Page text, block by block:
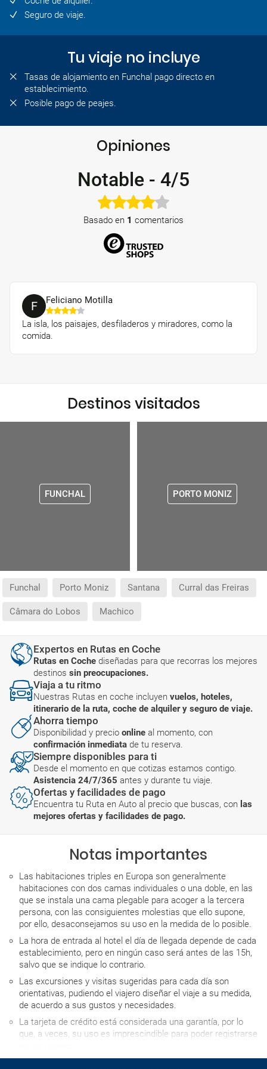
Seguro de viaje.
Tu viaje no incluye
Tasas de alojamiento en Funchal pago directo en
establecimiento.
Posible pago de peajes.
Opiniones
Notable - 4/5
Basado en 1 comentarios
F Feliciano Motilla
La isla, los paisajes, desfiladeros y miradores, como la
comida.
Destinos visitados
FUNCHAL PORTO MONIZ
Funchal Porto Moniz Santana Curral das Freiras
Câmara do Lobos Machico
Expertos en Rutas en Coche
Rutas en Coche diseñadas para que recorras los mejores
destinos sin preocupaciones.
Viaja a tu ritmo
Nuestras Rutas en coche incluyen vuelos, hoteles,
itinerario de la ruta, coche de alquiler y seguro de viaje.
Ahorra tiempo
Disponibilidad y precio online al momento, con
confirmación inmediata de tu reserva.
Siempre disponibles para ti
Desde el momento en que cotizas estamos contigo.
Asistencia 24/7/365 antes y durante tu viaje.
Ofertas y facilidades de pago
Encuentra tu Ruta en Auto al precio que buscas, con las
mejores ofertas y facilidades de pago.
Notas importantes
Las habitaciones triples en Europa son generalmente
habitaciones con dos camas individuales o una doble, en las
que se instala una cama plegable para acoger a la tercera
persona, con las consiguientes molestias que ello supone,
por ello, desaconsejamos su uso en la medida de lo posible.
La hora de entrada al hotel el día de llegada depende de cada
establecimiento, pero en ningún caso será antes de las 15h,
salvo que se indique lo contrario.
Las excursiones y visitas sugeridas para cada día son
orientativas, pudiendo el viajero diseñar el viaje a su medida,
de acuerdo a sus gustos y necesidades.
La tarjeta de crédito está considerada una garantía, por lo
que, a veces, su uso es imprescindible para poder registrarse